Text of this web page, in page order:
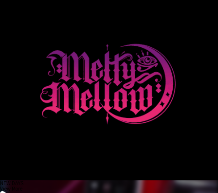
NEW DAYS
View More